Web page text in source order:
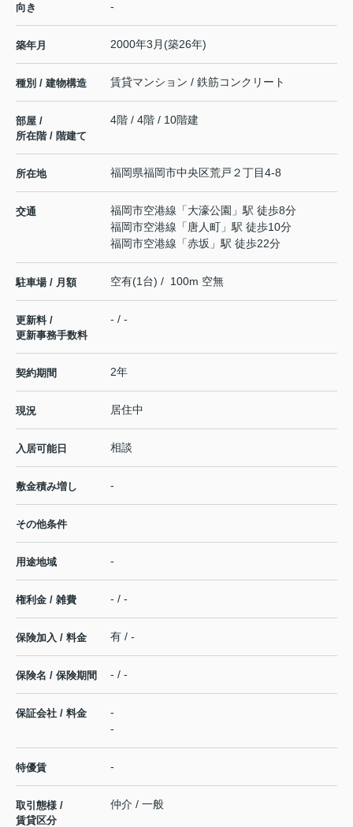
向き -
築年月 2000年3月(築26年)
種別 / 建物構造 賃貸マンション / 鉄筋コンクリート
部屋 /
所在階 / 階建て
4階 / 4階 / 10階建
所在地 福岡県福岡市中央区荒戸 ２丁目4-8
交通 福岡市空港線 「大濠公園 」駅 徒歩8分
福岡市空港線 「 唐人町 」駅 徒歩10分
福岡市空港線 「赤坂 」駅 徒歩22分
駐車場 / 月額 空有(1台) / 100m 空無
更新料 /
更新事務手数料
- / -
契約期間 2年
現況 居住中
入居可能日 相談
敷金積み増し -
その他条件
用途地域 -
権利金 / 雑費 - / -
保険加入 / 料金 有 / -
保険名 / 保険期間 - / -
保証会社 / 料金
-
-
特優賃 -
取引態様 /
賃貸区分
仲介 / 一般